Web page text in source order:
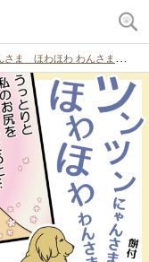
さま ほわほわ わんさま